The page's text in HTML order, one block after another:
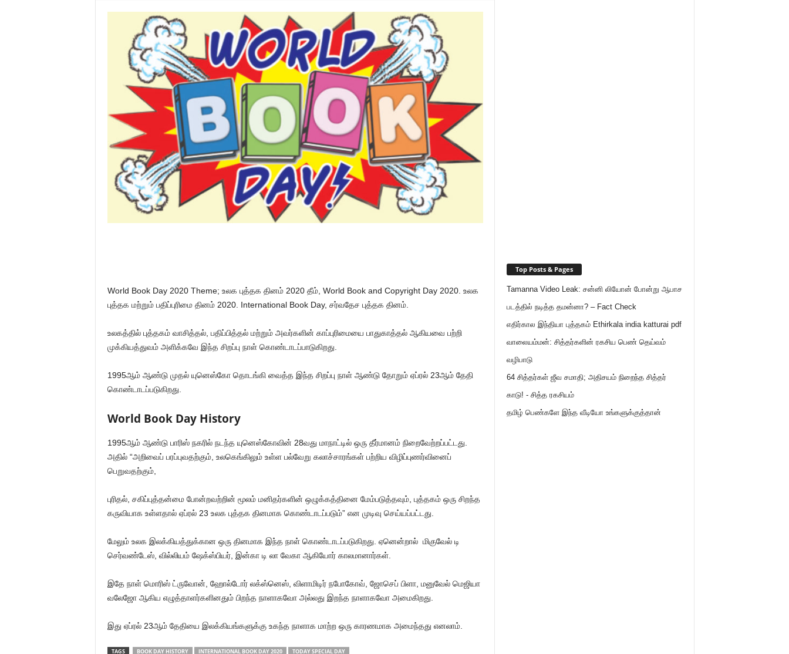
World Book Day 2020 Theme; உலக புத்தக தினம் 2020 தீம், World Book and Copyright Day 2020. உலக
புத்தக மற்றும் பதிப்புரிமை தினம் 2020. International Book Day, சர்வதேச புத்தக தினம்.
உலகத்தில் புத்தகம் வாசித்தல், பதிப்பித்தல் மற்றும் அவர்களின் காப்புரிமையை பாதுகாத்தல் ஆகியவை பற்றி
முக்கியத்துவம் அளிக்கவே இந்த சிறப்பு நாள் கொண்டாடப்பாடுகிறது.
1995ஆம் ஆண்டு முதல் யுனெஸ்கோ தொடங்கி வைத்த இந்த சிறப்பு நாள் ஆண்டு தோறும் ஏப்ரல் 23ஆம் தேதி
கொண்டாடப்படுகிறது.
World Book Day History
1995ஆம் ஆண்டு பாரிஸ் நகரில் நடந்த யுனெஸ்கோவின் 28வது மாநாட்டில் ஒரு தீர்மானம் நிறைவேற்றப்பட்டது.
அதில் “அறிவைப் பரப்புவதற்கும், உலகெங்கிலும் உள்ள பல்வேறு கலாச்சாரங்கள் பற்றிய விழிப்புணர்வினைப்
பெறுவதற்கும்,
புரிதல், சகிப்புத்தன்மை போன்றவற்றின் மூலம் மனிதர்களின் ஒழுக்கத்தினை மேம்படுத்தவும், புத்தகம் ஒரு சிறந்த
கருவியாக உள்ளதால் ஏப்ரல் 23 உலக புத்தக தினமாக கொண்டாடப்படும்” என முடிவு செய்யப்பட்டது.
மேலும் உலக இலக்கியத்துக்கான ஒரு தினமாக இந்த நாள் கொண்டாடப்படுகிறது. ஏனென்றால் மிகுவேல் டி
செர்வண்டேஸ், வில்லியம் ஷேக்ஸ்பியர், இன்கா டி லா வேகா ஆகியோர் காலமானார்கள்.
இதே நாள் மொரிஸ் ட்ருவோன், ஹோல்டோர் லக்ஸ்னெஸ், விளாமிடிர் நபோகோவ், ஜோசெப் பிளா, மனுவேல் மெஜியா
வலேஜோ ஆகிய எழுத்தாளர்களினதும் பிறந்த நாளாகவோ அல்லது இறந்த நாளாகவோ அமைகிறது.
இது ஏப்ரல் 23ஆம் தேதியை இலக்கியங்களுக்கு உகந்த நாளாக மாற்ற ஒரு காரணமாக அமைந்தது எனலாம்.
TAGS BOOK DAY HISTORY INTERNATIONAL BOOK DAY 2020
TODAY SPECIAL DAY
Top Posts & Pages
Tamanna Video Leak: சன்னி லியோன் போன்று ஆபாச
படத்தில் நடித்த தமன்னா? – Fact Check
எதிர்கால இந்தியா புத்தகம் Ethirkala india katturai pdf
வாலையம்மன்: சித்தர்களின் ரகசிய பெண் தெய்வம்
வழிபாடு
64 சித்தர்கள் ஜீவ சமாதி; அதிசயம் நிறைந்த சித்தர்
காடு! - சித்த ரகசியம்
தமிழ் பெண்களே இந்த வீடியோ உங்களுக்குத்தான்